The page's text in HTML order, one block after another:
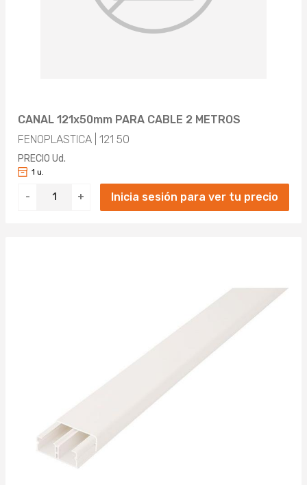
CANAL 121x50mm PARA CABLE 2 METROS
FENOPLASTICA | 121 50
PRECIO Ud.
- +
1 u.
Inicia sesión para ver tu precio